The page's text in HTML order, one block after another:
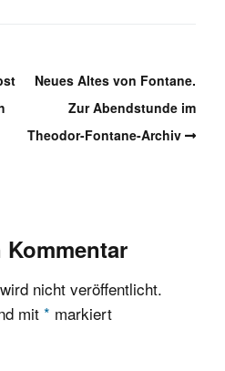
Neues Altes von Fontane.
Zur Abendstunde im
Theodor-Fontane-Archiv
nicht veröffentlicht.
mit * markiert